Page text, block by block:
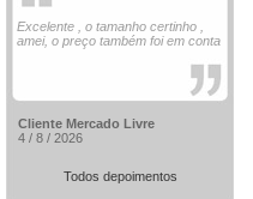
Excelente , o tamanho certinho ,
amei, o preço também foi em conta
Cliente Mercado Livre
4 / 8 / 2026
Todos depoimentos